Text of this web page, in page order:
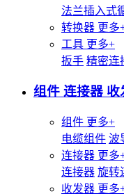
法兰插入式
转换器 更多
工具 更多+
扳手 精密连
组件 连接器 收
组件 更多+
电缆组件 波
连接器 更多
连接器 旋转
收发器 更多